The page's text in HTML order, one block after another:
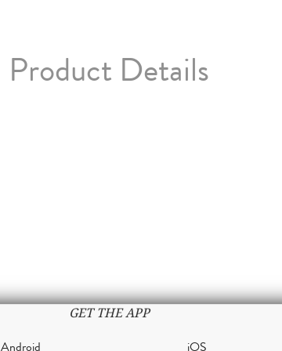
Product Details
GET THE APP
Android iOS